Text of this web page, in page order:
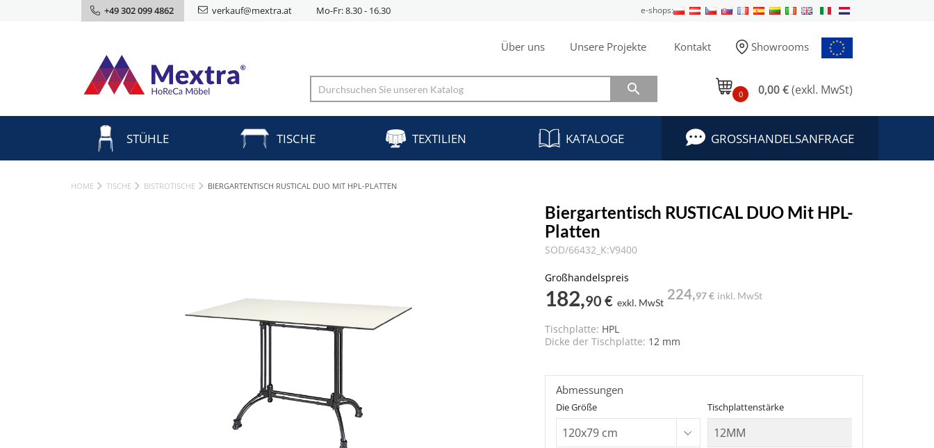
+49 302 099 4862 verkauf@mextra.at Mo-Fr: 8.30 - 16.30 e-shops:
Über uns Unsere Projekte Kontakt Showrooms
 0 0,00 €(exkl. MwSt)
STÜHLE TISCHE TEXTILIEN KATALOGE GROSSHANDELSANFRAGE
HOME TISCHE BISTROTISCHE BIERGARTENTISCH RUSTICAL DUO MIT HPL-PLATTEN
Biergartentisch RUSTICAL DUO Mit HPL-
Platten
SOD/66432_K:V9400
Großhandelspreis
182,90 € exkl. MwSt
224,97 € inkl. MwSt
Tischplatte: HPL
Dicke der Tischplatte: 12 mm
Die Größe Tischplattenstärke
Abmessungen